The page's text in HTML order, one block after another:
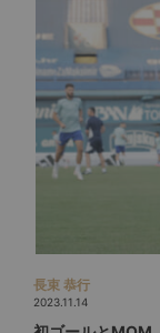
長束 恭行
2023.11.14